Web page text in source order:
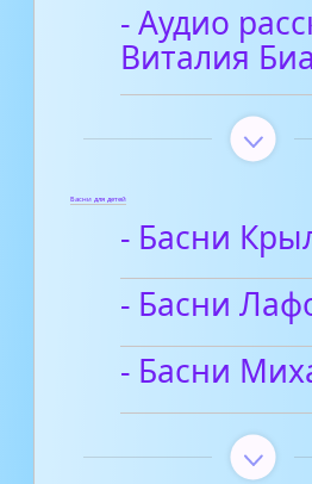
- Аудио
Виталия
Басни для детей
- Басни
- Басни
- Басни